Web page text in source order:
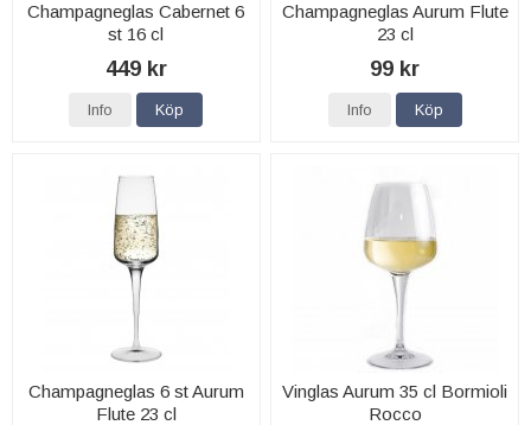
Champagneglas Cabernet 6
st 16 cl
449 kr
Info Köp
Champagneglas Aurum Flute
23 cl
99 kr
Info Köp
Champagneglas 6 st Aurum
Flute 23 cl
Vinglas Aurum 35 cl Bormioli
Rocco